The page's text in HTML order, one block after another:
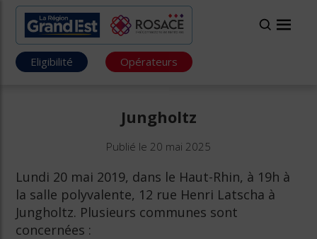
Eligibilité Opérateurs
Jungholtz
Publié le 20 mai 2025
Lundi 20 mai 2019, dans le Haut-Rhin, à 19h à
la salle polyvalente, 12 rue Henri Latscha à
Jungholtz. Plusieurs communes sont
concernées :